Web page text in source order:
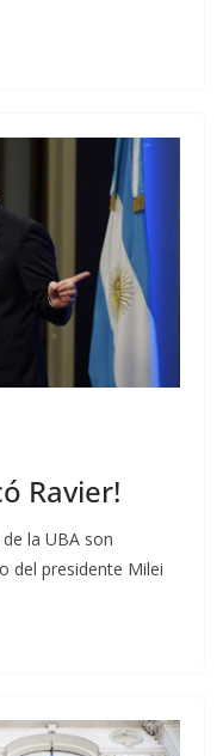
Ravier!
la UBA son
del presidente Milei